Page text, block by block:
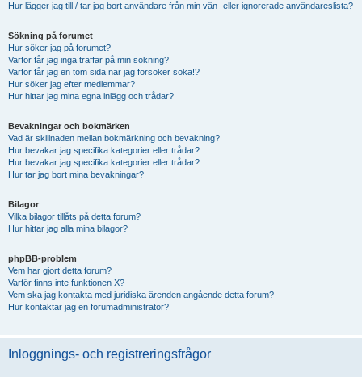
Hur lägger jag till / tar jag bort användare från min vän- eller ignorerade användareslista?
Sökning på forumet
Hur söker jag på forumet?
Varför får jag inga träffar på min sökning?
Varför får jag en tom sida när jag försöker söka!?
Hur söker jag efter medlemmar?
Hur hittar jag mina egna inlägg och trådar?
Bevakningar och bokmärken
Vad är skillnaden mellan bokmärkning och bevakning?
Hur bevakar jag specifika kategorier eller trådar?
Hur bevakar jag specifika kategorier eller trådar?
Hur tar jag bort mina bevakningar?
Bilagor
Vilka bilagor tillåts på detta forum?
Hur hittar jag alla mina bilagor?
phpBB-problem
Vem har gjort detta forum?
Varför finns inte funktionen X?
Vem ska jag kontakta med juridiska ärenden angående detta forum?
Hur kontaktar jag en forumadministratör?
Inloggnings- och registreringsfrågor